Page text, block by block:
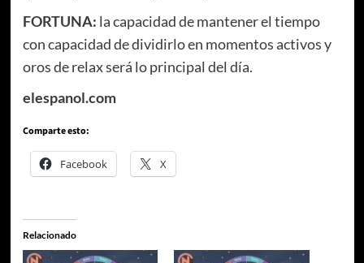
FORTUNA: la capacidad de mantener el tiempo
con capacidad de dividirlo en momentos activos y
oros de relax será lo principal del día.
elespanol.com
Comparte esto:
Facebook X
Relacionado